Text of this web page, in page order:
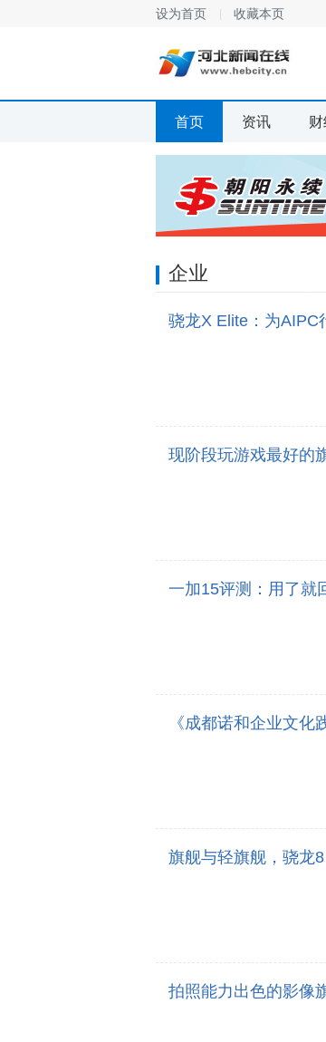
设为首页 收藏本页
首页 资讯
企业
骁龙X Elite：为AIPC
现阶段玩游戏最好的
一加15评测：用了就
《成都诺和企业文
旗舰与轻旗舰，骁龙
拍照能力出色的影像